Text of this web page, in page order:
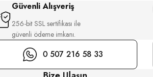
Güvenli Alışveriş
256-bit SSL sertifikası ile
güvenli ödeme imkanı.
0 507 216 58 33